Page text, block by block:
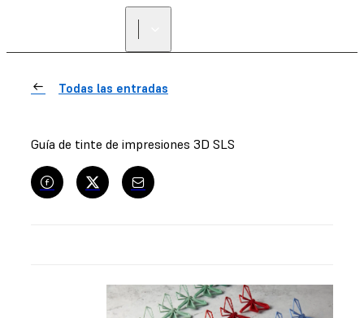
Todas las entradas
Guía de tinte de impresiones 3D SLS